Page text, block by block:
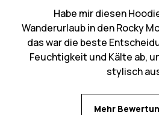
Habe mir diesen
Wanderurlaub in den Rocky
das war die beste
Feuchtigkeit und Kälte ab,
stylisch
Mehr